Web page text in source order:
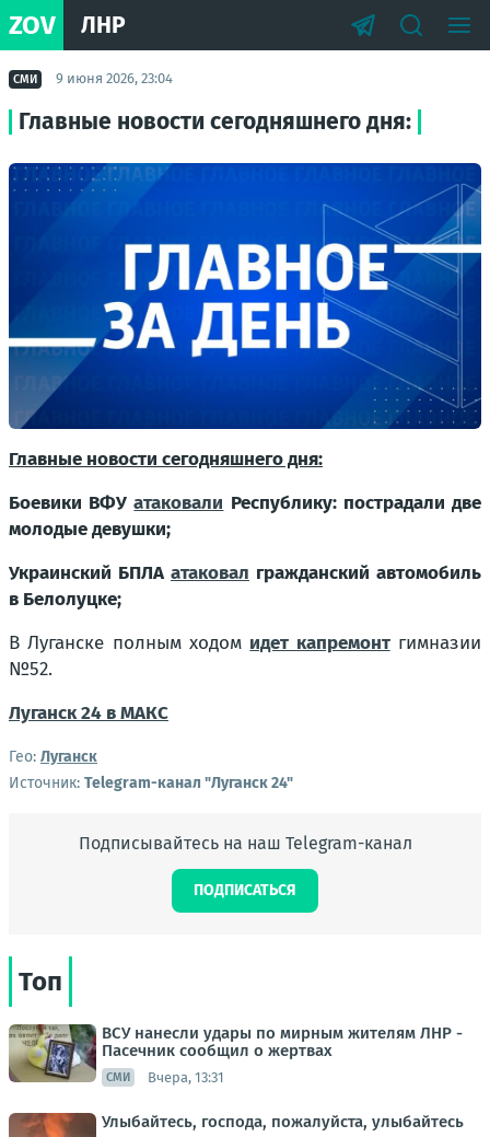
ZOV ЛНР
СМИ 9 июня 2026, 23:04
Главные новости сегодняшнего дня:
Главные новости сегодняшнего дня:
Боевики ВФУатаковали Республику: пострадали две
молодые девушки;
Украинский БПЛА атаковал гражданский автомобиль
в Белолуцке;
В Луганске полным ходом идет капремонтгимназии
№52.
Луганск 24 в МАКС
Гео: Луганск
Источник: Telegram-канал "Луганск 24"
Подписывайтесь на наш Telegram-канал
ПОДПИСАТЬСЯ
Топ
ВСУ нанесли удары по мирным жителям ЛНР -
Пасечник сообщил о жертвах
СМИ Вчера, 13:31
Улыбайтесь, господа, пожалуйста, улыбайтесь